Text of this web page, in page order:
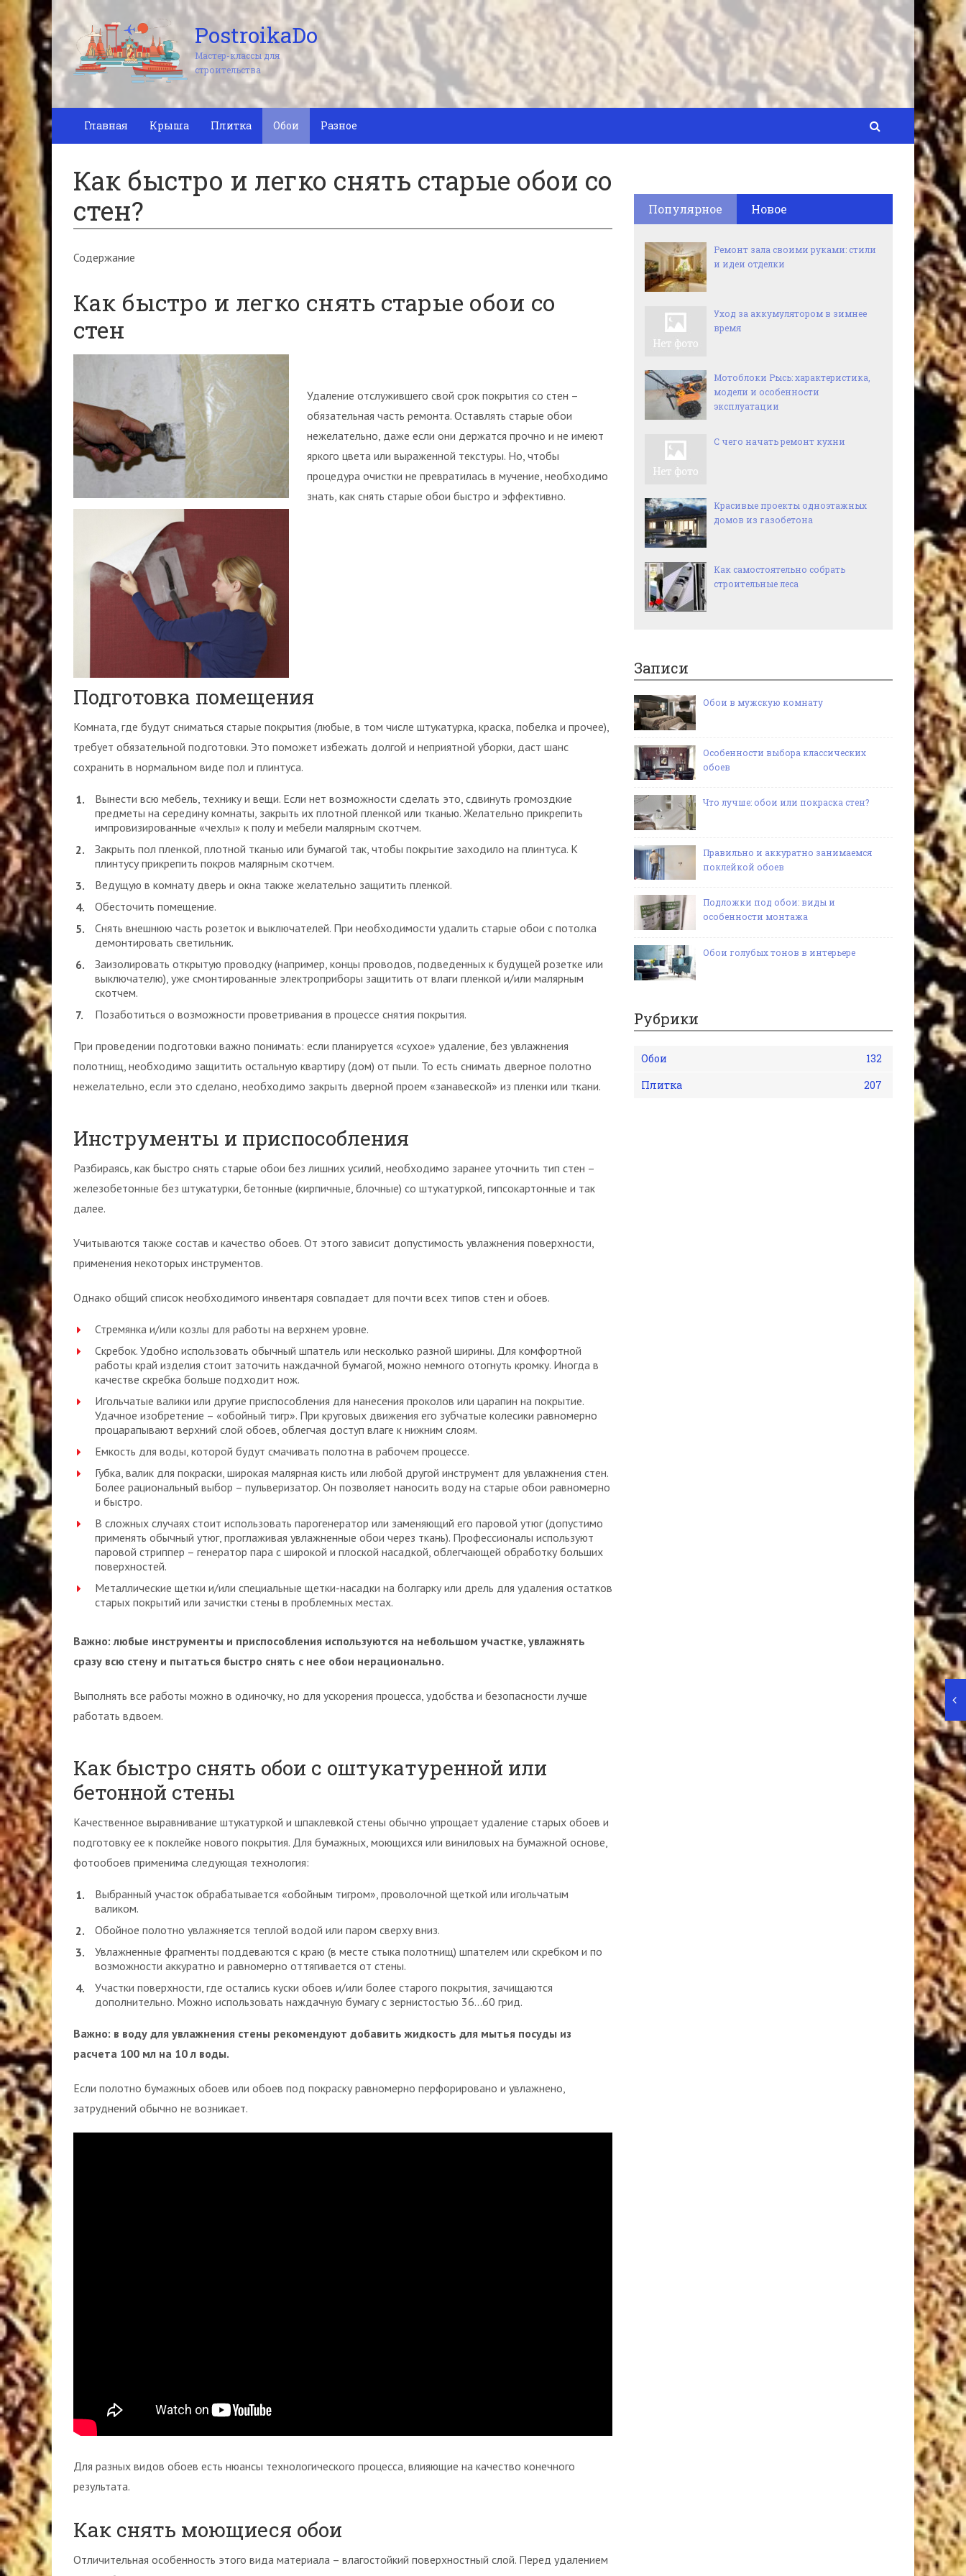
PostroikaDo
Мастер-классы для
строительства
Главная Крыша Плитка Обои Разное
Как быстро и легко снять старые обои со
стен?
Содержание
Как быстро и легко снять старые обои со
стен
Удаление отслужившего свой срок покрытия со стен –
обязательная часть ремонта. Оставлять старые обои
нежелательно, даже если они держатся прочно и не имеют
яркого цвета или выраженной текстуры. Но, чтобы
процедура очистки не превратилась в мучение, необходимо
знать, как снять старые обои быстро и эффективно.
Подготовка помещения
Комната, где будут сниматься старые покрытия (любые, в том числе штукатурка, краска, побелка и прочее),
требует обязательной подготовки. Это поможет избежать долгой и неприятной уборки, даст шанс
сохранить в нормальном виде пол и плинтуса.
Вынести всю мебель, технику и вещи. Если нет возможности сделать это, сдвинуть громоздкие
предметы на середину комнаты, закрыть их плотной пленкой или тканью. Желательно прикрепить
импровизированные «чехлы» к полу и мебели малярным скотчем.
Закрыть пол пленкой, плотной тканью или бумагой так, чтобы покрытие заходило на плинтуса. К
плинтусу прикрепить покров малярным скотчем.
Ведущую в комнату дверь и окна также желательно защитить пленкой.
Обесточить помещение.
Снять внешнюю часть розеток и выключателей. При необходимости удалить старые обои с потолка
демонтировать светильник.
Заизолировать открытую проводку (например, концы проводов, подведенных к будущей розетке или
выключателю), уже смонтированные электроприборы защитить от влаги пленкой и/или малярным
скотчем.
Позаботиться о возможности проветривания в процессе снятия покрытия.
При проведении подготовки важно понимать: если планируется «сухое» удаление, без увлажнения
полотнищ, необходимо защитить остальную квартиру (дом) от пыли. То есть снимать дверное полотно
нежелательно, если это сделано, необходимо закрыть дверной проем «занавеской» из пленки или ткани.
Инструменты и приспособления
Разбираясь, как быстро снять старые обои без лишних усилий, необходимо заранее уточнить тип стен –
железобетонные без штукатурки, бетонные (кирпичные, блочные) со штукатуркой, гипсокартонные и так
далее.
Учитываются также состав и качество обоев. От этого зависит допустимость увлажнения поверхности,
применения некоторых инструментов.
Однако общий список необходимого инвентаря совпадает для почти всех типов стен и обоев.
Стремянка и/или козлы для работы на верхнем уровне.
Скребок. Удобно использовать обычный шпатель или несколько разной ширины. Для комфортной
работы край изделия стоит заточить наждачной бумагой, можно немного отогнуть кромку. Иногда в
качестве скребка больше подходит нож.
Игольчатые валики или другие приспособления для нанесения проколов или царапин на покрытие.
Удачное изобретение – «обойный тигр». При круговых движения его зубчатые колесики равномерно
процарапывают верхний слой обоев, облегчая доступ влаге к нижним слоям.
Емкость для воды, которой будут смачивать полотна в рабочем процессе.
Губка, валик для покраски, широкая малярная кисть или любой другой инструмент для увлажнения стен.
Более рациональный выбор – пульверизатор. Он позволяет наносить воду на старые обои равномерно
и быстро.
В сложных случаях стоит использовать парогенератор или заменяющий его паровой утюг (допустимо
применять обычный утюг, проглаживая увлажненные обои через ткань). Профессионалы используют
паровой стриппер – генератор пара с широкой и плоской насадкой, облегчающей обработку больших
поверхностей.
Металлические щетки и/или специальные щетки-насадки на болгарку или дрель для удаления остатков
старых покрытий или зачистки стены в проблемных местах.
Важно: любые инструменты и приспособления используются на небольшом участке, увлажнять
сразу всю стену и пытаться быстро снять с нее обои нерационально.
Выполнять все работы можно в одиночку, но для ускорения процесса, удобства и безопасности лучше
работать вдвоем.
Как быстро снять обои с оштукатуренной или
бетонной стены
Качественное выравнивание штукатуркой и шпаклевкой стены обычно упрощает удаление старых обоев и
подготовку ее к поклейке нового покрытия. Для бумажных, моющихся или виниловых на бумажной основе,
фотообоев применима следующая технология:
Выбранный участок обрабатывается «обойным тигром», проволочной щеткой или игольчатым
валиком.
Обойное полотно увлажняется теплой водой или паром сверху вниз.
Увлажненные фрагменты поддеваются с краю (в месте стыка полотнищ) шпателем или скребком и по
возможности аккуратно и равномерно оттягивается от стены.
Участки поверхности, где остались куски обоев и/или более старого покрытия, зачищаются
дополнительно. Можно использовать наждачную бумагу с зернистостью 36…60 грид.
Важно: в воду для увлажнения стены рекомендуют добавить жидкость для мытья посуды из
расчета 100 мл на 10 л воды.
Если полотно бумажных обоев или обоев под покраску равномерно перфорировано и увлажнено,
затруднений обычно не возникает.
Для разных видов обоев есть нюансы технологического процесса, влияющие на качество конечного
результата.
Как снять моющиеся обои
Отличительная особенность этого вида материала – влагостойкий поверхностный слой. Перед удалением
Популярное Новое
Ремонт зала своими руками: стили
и идеи отделки
Уход за аккумулятором в зимнее
время
Мотоблоки Рысь: характеристика,
модели и особенности
эксплуатации
С чего начать ремонт кухни
Красивые проекты одноэтажных
домов из газобетона
Как самостоятельно собрать
строительные леса
Записи
Обои в мужскую комнату
Особенности выбора классических
обоев
Что лучше: обои или покраска стен?
Правильно и аккуратно занимаемся
поклейкой обоев
Подложки под обои: виды и
особенности монтажа
Обои голубых тонов в интерьере
Рубрики
Обои
132
Плитка
207